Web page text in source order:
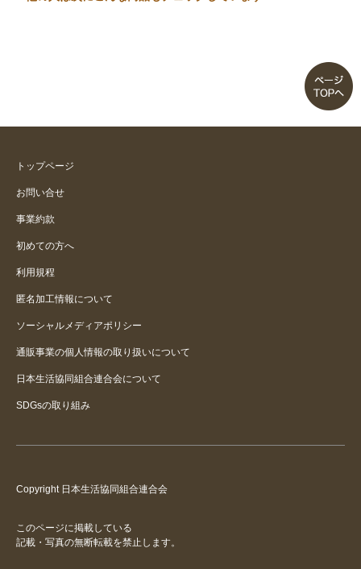
トップページ
お問い合せ
事業約款
初めての方へ
利用規程
匿名加工情報について
ソーシャルメディアポリシー
通販事業の個人情報の取り扱いについて
日本生活協同組合連合会について
SDGsの取り組み
Copyright 日本生活協同組合連合会
このページに掲載している
記載・写真の無断転載を禁止します。